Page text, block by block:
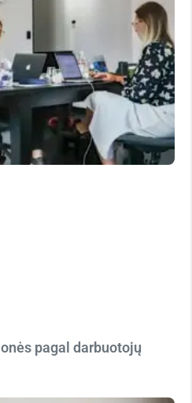
pagal darbuotojų